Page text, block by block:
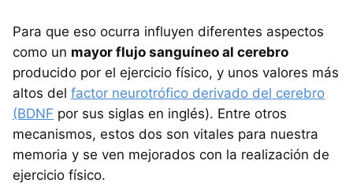
Para que eso ocurra influyen diferentes aspectos
como un mayor flujo sanguíneo al cerebro
producido por el ejercicio físico, y unos valores más
altos del factor neurotrófico derivado del cerebro
(BDNF por sus siglas en inglés). Entre otros
mecanismos, estos dos son vitales para nuestra
memoria y se ven mejorados con la realización de
ejercicio físico.